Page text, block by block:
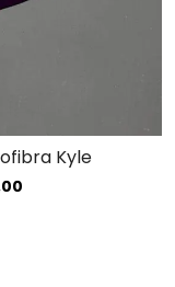
Kyle